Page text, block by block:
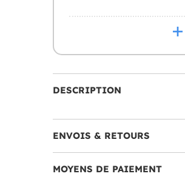
DESCRIPTION
ENVOIS & RETOURS
MOYENS DE PAIEMENT